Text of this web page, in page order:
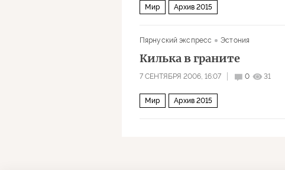
Мир Архив 2015
Пярнуский экспресс Эстония
Килька в граните
7 СЕНТЯБРЯ 2006, 16:07 0 31
Мир Архив 2015